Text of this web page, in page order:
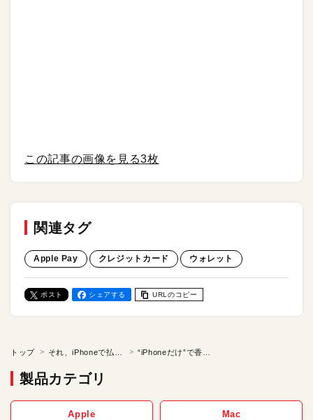
この記事の画像を見る3枚
関連タグ
Apple Pay クレジットカード ウォレット
ポスト シェアする URLのコピー
トップ
製品カテゴリ
Apple Mac